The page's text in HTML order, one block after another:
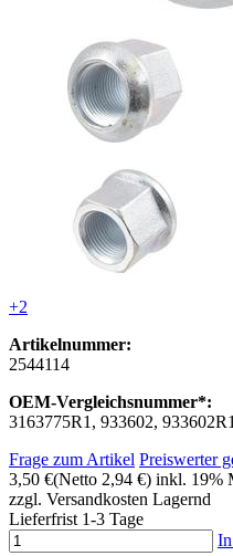
+2
Artikelnummer:
2544114
OEM-Vergleichsnummer*:
3163775R1, 933602, 933602R1
Frage zum Artikel Preiswerter
3,50 €(Netto 2,94 €) inkl. 19%
zzgl. Versandkosten Lagernd
Lieferfrist 1-3 Tage